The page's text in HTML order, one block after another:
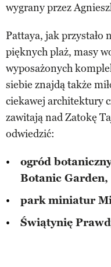
wygrany przez
Pattaya, jak przystało
pięknych plaż, masy
wyposażonych
siebie znajdą także
ciekawej architektury
zawitają nad Zatokę
odwiedzić:
ogród
Botanic Garden,
park miniatur
Świątynię